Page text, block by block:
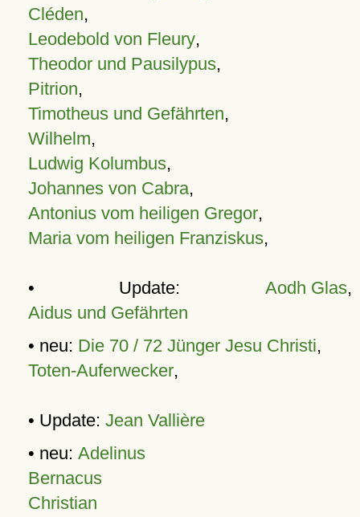
Cléden,
Leodebold von Fleury,
Theodor und Pausilypus,
Pitrion,
Timotheus und Gefährten,
Wilhelm,
Ludwig Kolumbus,
Johannes von Cabra,
Antonius vom heiligen Gregor,
Maria vom heiligen Franziskus,
• Update: Aodh Glas,
Aidus und Gefährten
• neu: Die 70 / 72 Jünger Jesu Christi,
Toten-Auferwecker,
• Update: Jean Vallière
• neu: Adelinus
Bernacus
Christian